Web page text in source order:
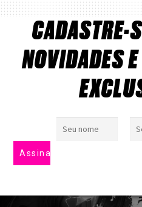
CADASTRE-
NOVIDADES